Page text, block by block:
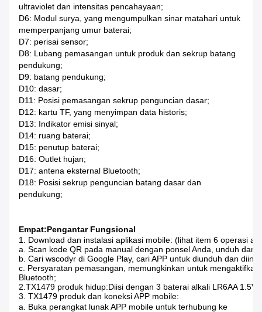
ultraviolet dan intensitas pencahayaan;
D6: Modul surya, yang mengumpulkan sinar matahari untuk
memperpanjang umur baterai;
D7: perisai sensor;
D8: Lubang pemasangan untuk produk dan sekrup batang
pendukung;
D9: batang pendukung;
D10: dasar;
D11: Posisi pemasangan sekrup penguncian dasar;
D12: kartu TF, yang menyimpan data historis;
D13: Indikator emisi sinyal;
D14: ruang baterai;
D15: penutup baterai;
D16: Outlet hujan;
D17: antena eksternal Bluetooth;
D18: Posisi sekrup penguncian batang dasar dan
pendukung;
Empat:Pengantar Fungsional
1. Download dan instalasi aplikasi mobile: (lihat item 6 operasi
a. Scan kode QR pada manual dengan ponsel Anda, unduh dan
b. Cari wscodyr di Google Play, cari APP untuk diunduh dan
c. Persyaratan pemasangan, memungkinkan untuk
Bluetooth;
2.TX1479 produk hidup:Diisi dengan 3 baterai alkali LR6AA
3. TX1479 produk dan koneksi APP mobile:
a. Buka perangkat lunak APP mobile untuk terhubung ke